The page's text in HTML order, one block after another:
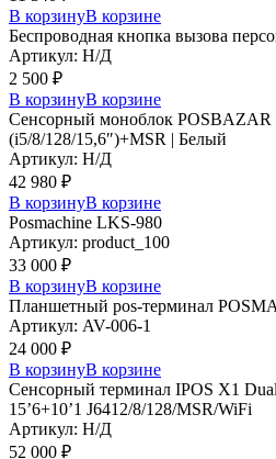
В корзинуВ корзине
Беспроводная кнопка вызова
Артикул: Н/Д
2 500 ₽
В корзинуВ корзине
Сенсорный моноблок
(i5/8/128/15,6″)+MSR | Белый
Артикул: Н/Д
42 980 ₽
В корзинуВ корзине
Posmaсhine LKS-980
Артикул: product_100
33 000 ₽
В корзинуВ корзине
Планшетный pos-терминал
Артикул: AV-006-1
24 000 ₽
В корзинуВ корзине
Сенсорный терминал IPOS X1
15’6+10’1 J6412/8/128/MSR/WiFi
Артикул: Н/Д
52 000 ₽